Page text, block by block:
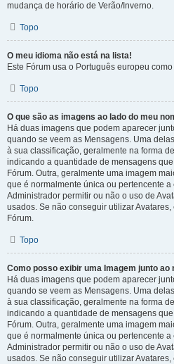
mudança de horário de Verão/Inverno.
Topo
O meu idioma não está na lista!
Este Fórum usa o Português europeu
Topo
O que são as imagens ao lado do meu
Há duas imagens que podem aparecer
quando se veem as Mensagens. Uma
à sua classificação, geralmente na forma
indicando a quantidade de mensagens
Fórum. Outra, geralmente uma imagem
que é normalmente única ou pertencente
Administrador permitir ou não o uso de
usados. Se não conseguir utilizar
Fórum.
Topo
Como posso exibir uma Imagem junto ao
Há duas imagens que podem aparecer
quando se veem as Mensagens. Uma
à sua classificação, geralmente na forma
indicando a quantidade de mensagens
Fórum. Outra, geralmente uma imagem
que é normalmente única ou pertencente
Administrador permitir ou não o uso de
usados. Se não conseguir utilizar